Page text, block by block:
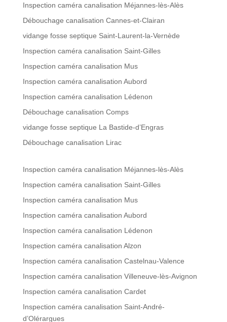
Inspection caméra canalisation Méjannes-lès-Alès
Débouchage canalisation Cannes-et-Clairan
vidange fosse septique Saint-Laurent-la-Vernède
Inspection caméra canalisation Saint-Gilles
Inspection caméra canalisation Mus
Inspection caméra canalisation Aubord
Inspection caméra canalisation Lédenon
Débouchage canalisation Comps
vidange fosse septique La Bastide-d’Engras
Débouchage canalisation Lirac
Inspection caméra canalisation Méjannes-lès-Alès
Inspection caméra canalisation Saint-Gilles
Inspection caméra canalisation Mus
Inspection caméra canalisation Aubord
Inspection caméra canalisation Lédenon
Inspection caméra canalisation Alzon
Inspection caméra canalisation Castelnau-Valence
Inspection caméra canalisation Villeneuve-lès-Avignon
Inspection caméra canalisation Cardet
Inspection caméra canalisation Saint-André-
d’Olérargues